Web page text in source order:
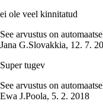
ei ole veel kinnitatud
See arvustus on
Jana G.Slovakkia, 12. 7.
Super tugev
See arvustus on
Ewa J.Poola, 5. 2. 2018